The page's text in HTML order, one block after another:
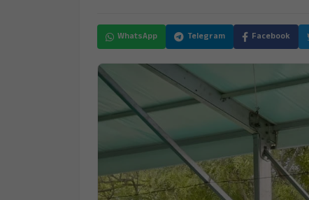
WhatsApp Telegram Facebook